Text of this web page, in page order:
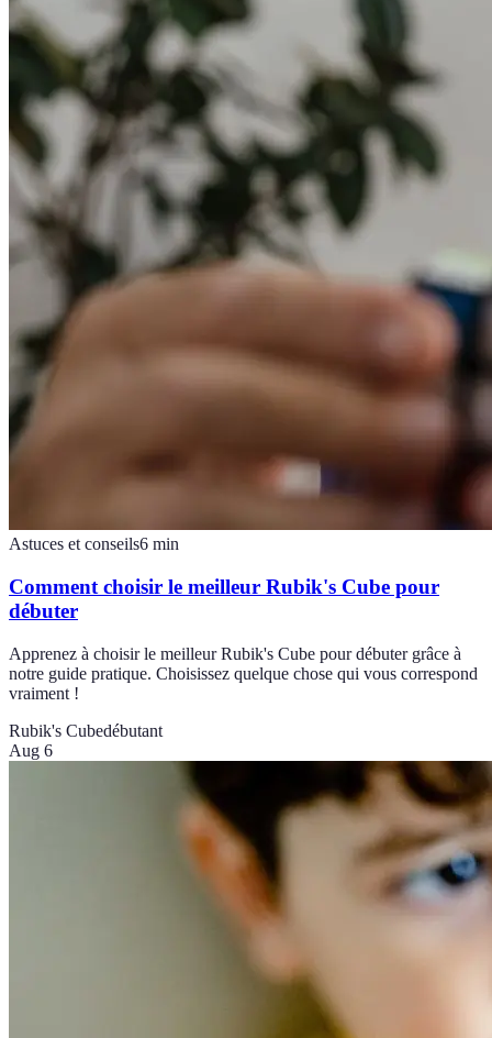
Astuces et conseils6 min
Comment choisir le meilleur Rubik's Cube pour
débuter
Apprenez à choisir le meilleur Rubik's Cube pour débuter grâce à
notre guide pratique. Choisissez quelque chose qui vous correspond
vraiment !
Rubik's Cubedébutant
Aug 6